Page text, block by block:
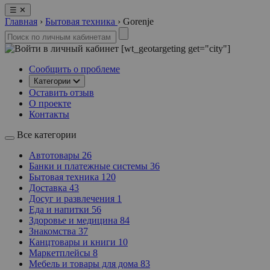
☰ ✕
Главная › Бытовая техника › Gorenje
[wt_geotargeting get="city"]
Сообщить о проблеме
Категории
Оставить отзыв
О проекте
Контакты
Все категории
Автотовары 26
Банки и платежные системы 36
Бытовая техника 120
Доставка 43
Досуг и развлечения 1
Еда и напитки 56
Здоровье и медицина 84
Знакомства 37
Канцтовары и книги 10
Маркетплейсы 8
Мебель и товары для дома 83